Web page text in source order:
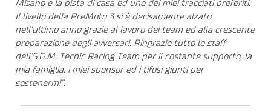
Misano è la pista di casa ed uno dei miei tracciati preferiti.
Il livello della PreMoto 3 si è decisamente alzato
nell’ultimo anno grazie al lavoro dei team ed alla crescente
preparazione degli avversari. Ringrazio tutto lo staff
dell’S.G.M. Tecnic Racing Team per il costante supporto, la
mia famiglia, i miei sponsor ed i tifosi giunti per
sostenermi”.